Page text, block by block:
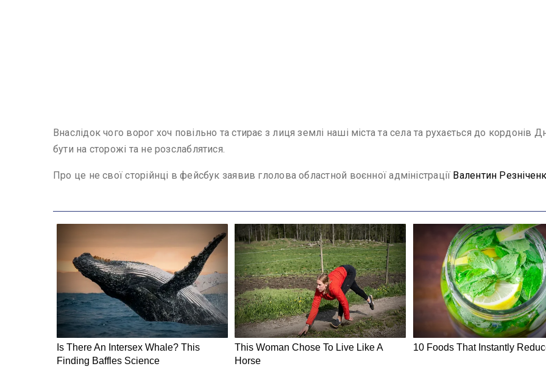
Внаслідок чого ворог хоч повільно та стирає з лиця землі наші міста та села та рухається до кордонів
бути на сторожі та не розслаблятися.
Про це не свої сторійнці в фейсбук заявив глолова областной воєнної адміністрації Валентин